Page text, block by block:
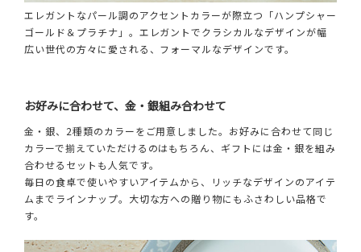
エレガントなパール調のアクセントカラーが際立つ「ハンプシャー
ゴールド＆プラチナ」。エレガントでクラシカルなデザインが幅
広い世代の方々に愛される、フォーマルなデザインです。
お好みに合わせて、金・銀組み合わせて
金・銀、2種類のカラーをご用意しました。お好みに合わせて同じ
カラーで揃えていただけるのはもちろん、ギフトには金・銀を組み
合わせるセットも人気です。
毎日の食卓で使いやすいアイテムから、リッチなデザインのアイテ
ムまでラインナップ。大切な方への贈り物にもふさわしい品格で
す。